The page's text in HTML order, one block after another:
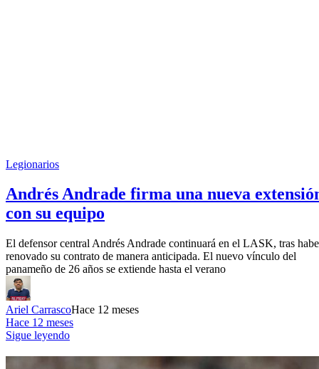
Legionarios
Andrés Andrade firma una nueva
con su equipo
El defensor central Andrés Andrade continuará en el LASK, tras
renovado su contrato de manera anticipada. El nuevo vínculo del
panameño de 26 años se extiende hasta el verano
Ariel CarrascoHace 12 meses
Hace 12 meses
Sigue leyendo